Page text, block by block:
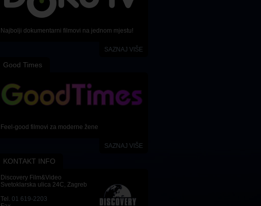
Najbolji dokumentarni filmovi na jednom mjestu!
SAZNAJ VIŠE
Good Times
Feel-good filmovi za moderne žene
SAZNAJ VIŠE
KONTAKT INFO
Discovery Film&Video
Svetoklarska ulica 24C, Zagreb
Tel. 01 619-2203